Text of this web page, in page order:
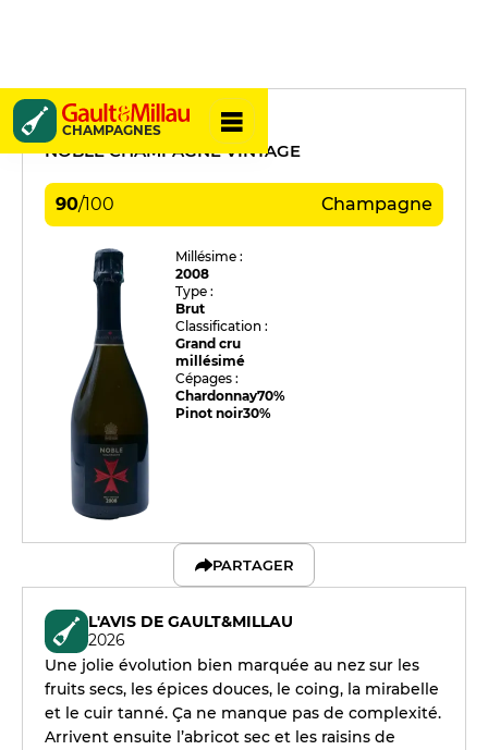
CHAMPAGNES
Lanson
NOBLE CHAMPAGNE VINTAGE
90/100 Champagne
Millésime :
2008
Type :
Brut
Classification :
Grand cru
millésimé
Cépages :
Chardonnay70%
Pinot noir30%
PARTAGER
L'AVIS DE GAULT&MILLAU
2026
Une jolie évolution bien marquée au nez sur les
fruits secs, les épices douces, le coing, la mirabelle
et le cuir tanné. Ça ne manque pas de complexité.
Arrivent ensuite l’abricot sec et les raisins de